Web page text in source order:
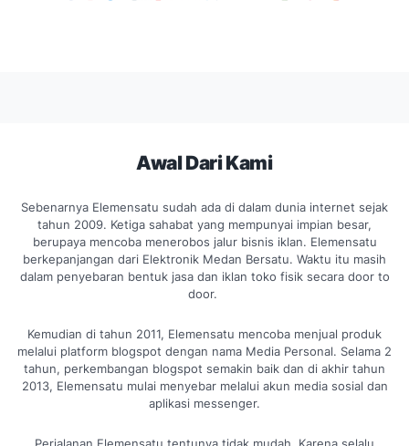
Awal Dari Kami
Sebenarnya Elemensatu sudah ada di dalam dunia internet sejak
tahun 2009. Ketiga sahabat yang mempunyai impian besar,
berupaya mencoba menerobos jalur bisnis iklan. Elemensatu
berkepanjangan dari Elektronik Medan Bersatu. Waktu itu masih
dalam penyebaran bentuk jasa dan iklan toko fisik secara door to
door.
Kemudian di tahun 2011, Elemensatu mencoba menjual produk
melalui platform blogspot dengan nama Media Personal. Selama 2
tahun, perkembangan blogspot semakin baik dan di akhir tahun
2013, Elemensatu mulai menyebar melalui akun media sosial dan
aplikasi messenger.